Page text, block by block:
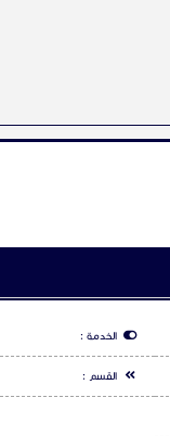
الخدمة :
القسم :